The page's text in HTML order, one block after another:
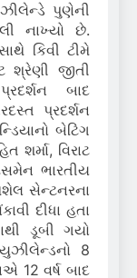
પુણેની
નાખ્યો છે.
કિવી ટીમે
શ્રેણી જીતી
બાદ
પ્રદર્શન
બેટિંગ
શર્મા, વિરાટ
ભારતીય
સેન્ટનરના
દીધા હતા
ડૂબી ગયો
8
12 વર્ષ બાદ